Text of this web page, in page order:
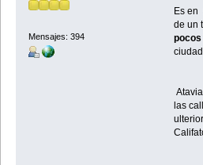
Mensajes: 394
Es en
de un
las